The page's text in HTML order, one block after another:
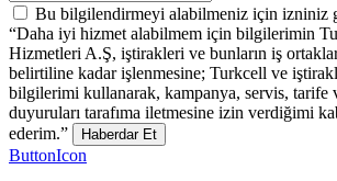
Bu bilgilendirmeyi alabilmeniz için izniniz
“Daha iyi hizmet alabilmem için bilgilerimin
Hizmetleri A.Ş, iştirakleri ve bunların iş
belirtiline kadar işlenmesine; Turkcell ve
bilgilerimi kullanarak, kampanya, servis, tarife
duyuruları tarafıma iletmesine izin verdiğimi
ederim.”
Haberdar Et
ButtonIcon